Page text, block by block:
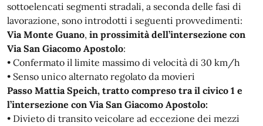
sottoelencati segmenti stradali, a seconda delle fasi di
lavorazione, sono introdotti i seguenti provvedimenti:
Via Monte Guano, in prossimità dell’intersezione con
Via San Giacomo Apostolo:
• Confermato il limite massimo di velocità di 30 km/h
• Senso unico alternato regolato da movieri
Passo Mattia Speich, tratto compreso tra il civico 1 e
l’intersezione con Via San Giacomo Apostolo:
• Divieto di transito veicolare ad eccezione dei mezzi